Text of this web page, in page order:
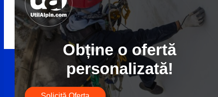
Obține o ofertă
personalizată!